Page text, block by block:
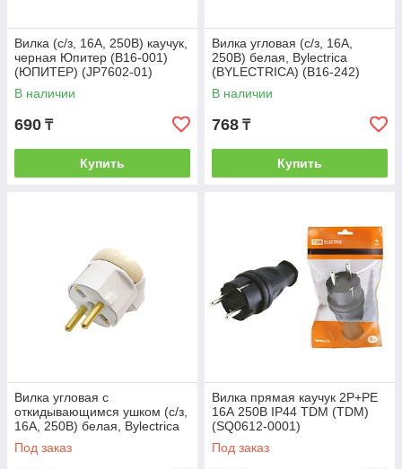
Вилка (с/з, 16А, 250В) каучук,
черная Юпитер (В16-001)
(ЮПИТЕР) (JP7602-01)
В наличии
690 ₸
Купить
Вилка угловая (с/з, 16А,
250В) белая, Bylectrica
(BYLECTRICA) (В16-242)
В наличии
768 ₸
Купить
Вилка угловая с
откидывающимся ушком (с/з,
16А, 250В) белая, Bylectrica
(BYLECTRICA) (В16-363)
Под заказ
Вилка прямая каучук 2Р+РЕ
16А 250В IP44 TDM (TDM)
(SQ0612-0001)
Под заказ